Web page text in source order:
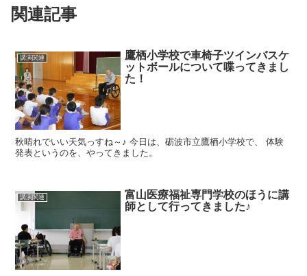
関連記事
講演関連
鷹栖小学校で車椅子ツインバスケ
ットボールについて喋ってきまし
た！
秋晴れでいい天気っすね～♪ 今日は、砺波市立鷹栖小学校で、 体験
発表というのを、やってきました。
講演関連
富山医療福祉専門学校のほうに講
師として行ってきました♪